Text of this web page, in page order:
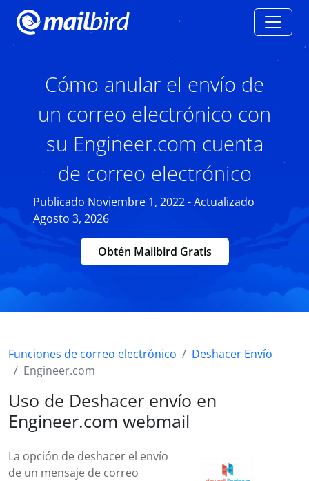
Cómo anular el envío de
un correo electrónico con
su Engineer.com cuenta
de correo electrónico
Publicado Noviembre 1, 2022 - Actualizado
Agosto 3, 2026
Obtén Mailbird Gratis
Funciones de correo electrónico
Deshacer Envío
Engineer.com
Uso de Deshacer envío en
Engineer.com webmail
La opción de deshacer el envío
de un mensaje de correo